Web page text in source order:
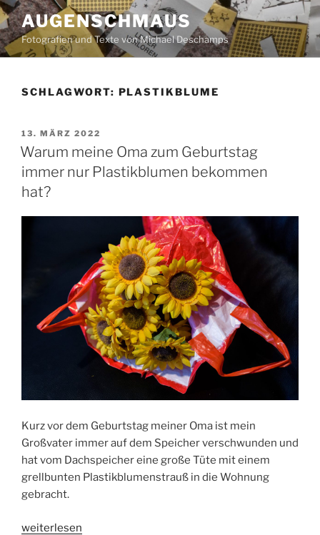
Zum
Inhalt
springen
AUGENSCHMAUS
Fotografien und Texte von Michael Deschamps
SCHLAGWORT: PLASTIKBLUME
VERÖFFENTLICHT
AM
13. MÄRZ 2022
Warum meine Oma zum Geburtstag
immer nur Plastikblumen bekommen
hat?
Kurz vor dem Geburtstag meiner Oma ist mein
Großvater immer auf dem Speicher verschwunden und
hat vom Dachspeicher eine große Tüte mit einem
grellbunten Plastikblumenstrauß in die Wohnung
gebracht.
„Warum
weiterlesen